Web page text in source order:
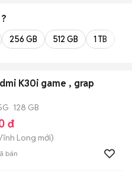
256 GB 512 GB 1 TB
K30i game , grap
128 GB
đ
Long mới)
bán